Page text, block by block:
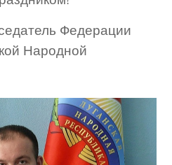
Федерации
Народной